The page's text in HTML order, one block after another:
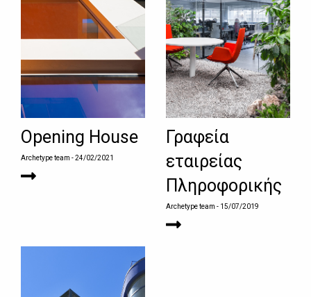
Opening House
Archetype team - 24/02/2021
Γραφεία
εταιρείας
Πληροφορικής
Archetype team - 15/07/2019